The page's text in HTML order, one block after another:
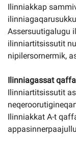
Ilinniakkap
Assersuutigalugu
ilinniartitsissutit
nipilersornermik,
Ilinniagassat
Ilinniartitsissutit
Ilinniakkat A-t